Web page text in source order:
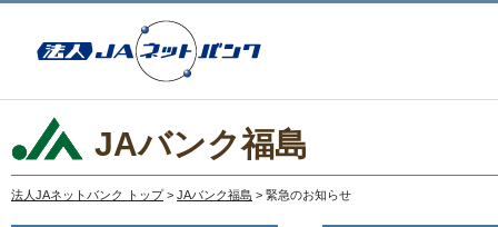
JAバンク福島
法人JAネットバンク トップ > JAバンク福島 > 緊急のお知らせ